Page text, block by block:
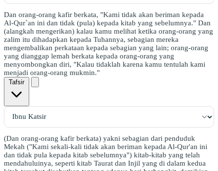
Dan orang-orang kafir berkata, "Kami tidak akan beriman kepada
Al-Qur`an ini dan tidak (pula) kepada kitab yang sebelumnya." Dan
(alangkah mengerikan) kalau kamu melihat ketika orang-orang yang
zalim itu dihadapkan kepada Tuhannya, sebagian mereka
mengembalikan perkataan kepada sebagian yang lain; orang-orang
yang dianggap lemah berkata kepada orang-orang yang
menyombongkan diri, "Kalau tidaklah karena kamu tentulah kami
menjadi orang-orang mukmin."
Tafsir
(Dan orang-orang kafir berkata) yakni sebagian dari penduduk
Mekah ("Kami sekali-kali tidak akan beriman kepada Al-Qur'an ini
dan tidak pula kepada kitab sebelumnya") kitab-kitab yang telah
mendahuluinya, seperti kitab Taurat dan Injil yang di dalam kedua